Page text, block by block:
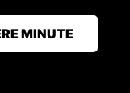
MINUTE